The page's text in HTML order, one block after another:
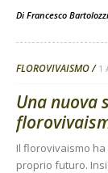
Di Francesco Bartolozzi
FLOROVIVAISMO 1
Una nuova
Il florovivaismo
proprio futuro.